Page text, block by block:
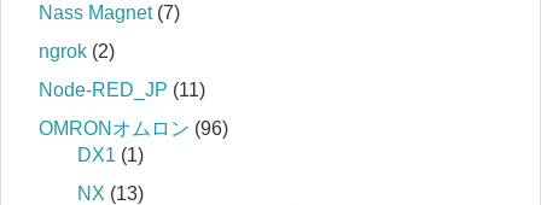
Nass Magnet(7)
ngrok (2)
Node-RED_JP (11)
OMRONオムロン (96)
DX1 (1)
NX (13)